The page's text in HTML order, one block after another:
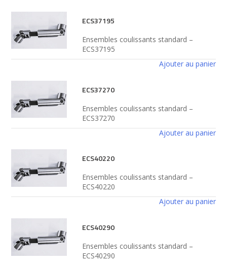
ECS37195
Ensembles coulissants standard –
ECS37195
Ajouter au panier
ECS37270
Ensembles coulissants standard –
ECS37270
Ajouter au panier
ECS40220
Ensembles coulissants standard –
ECS40220
Ajouter au panier
ECS40290
Ensembles coulissants standard –
ECS40290